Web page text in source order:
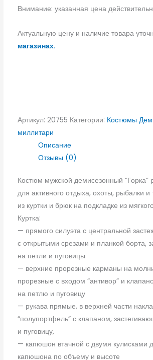
Внимание: указанная цена
Актуальную цену и наличие товара
магазинах.
Артикул: 20755 Категории: Костюмы
миллитари
Описание
Отзывы (0)
Костюм мужской демисезонный “Горка”
для активного отдыха, охоты, рыбалки и
из куртки и брюк на подкладке из
Куртка:
— прямого силуэта с центральной
с открытыми срезами и планкой борта,
на петли и пуговицы
— верхние прорезные карманы на
прорезные с входом “антивор” и
на петлю и пуговицу
— рукава прямые, в верхней части
“полупортфель” с клапаном,
и пуговицу,
— капюшон втачной с двумя кулисками
капюшона по объему и высоте